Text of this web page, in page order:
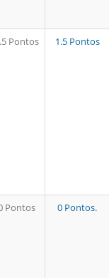
Pontos 1.5 Pontos
Pontos 0 Pontos.